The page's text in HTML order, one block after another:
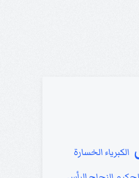
الكبرياء الخسارة